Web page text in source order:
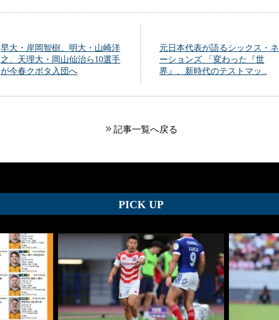
早大・岸岡智樹、明大・山崎洋
之、天理大・岡山仙治ら10選手
が今春クボタ入団へ
元日本代表が語るシックス・ネ
ーションズ 「変わった『世
界』、新時代のテストマッ..
記事一覧へ戻る
PICK UP